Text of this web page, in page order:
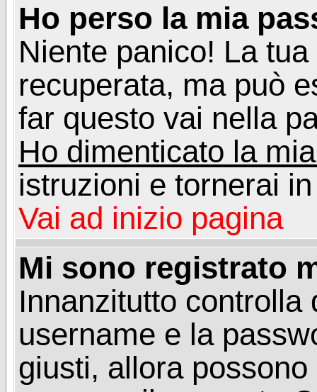
Ho perso la mia
Niente panico! La
recuperata, ma può
far questo vai nella
Ho dimenticato la
istruzioni e tornerai
Vai ad inizio pagina
Mi sono registrato
Innanzitutto controlla
username e la
giusti, allora